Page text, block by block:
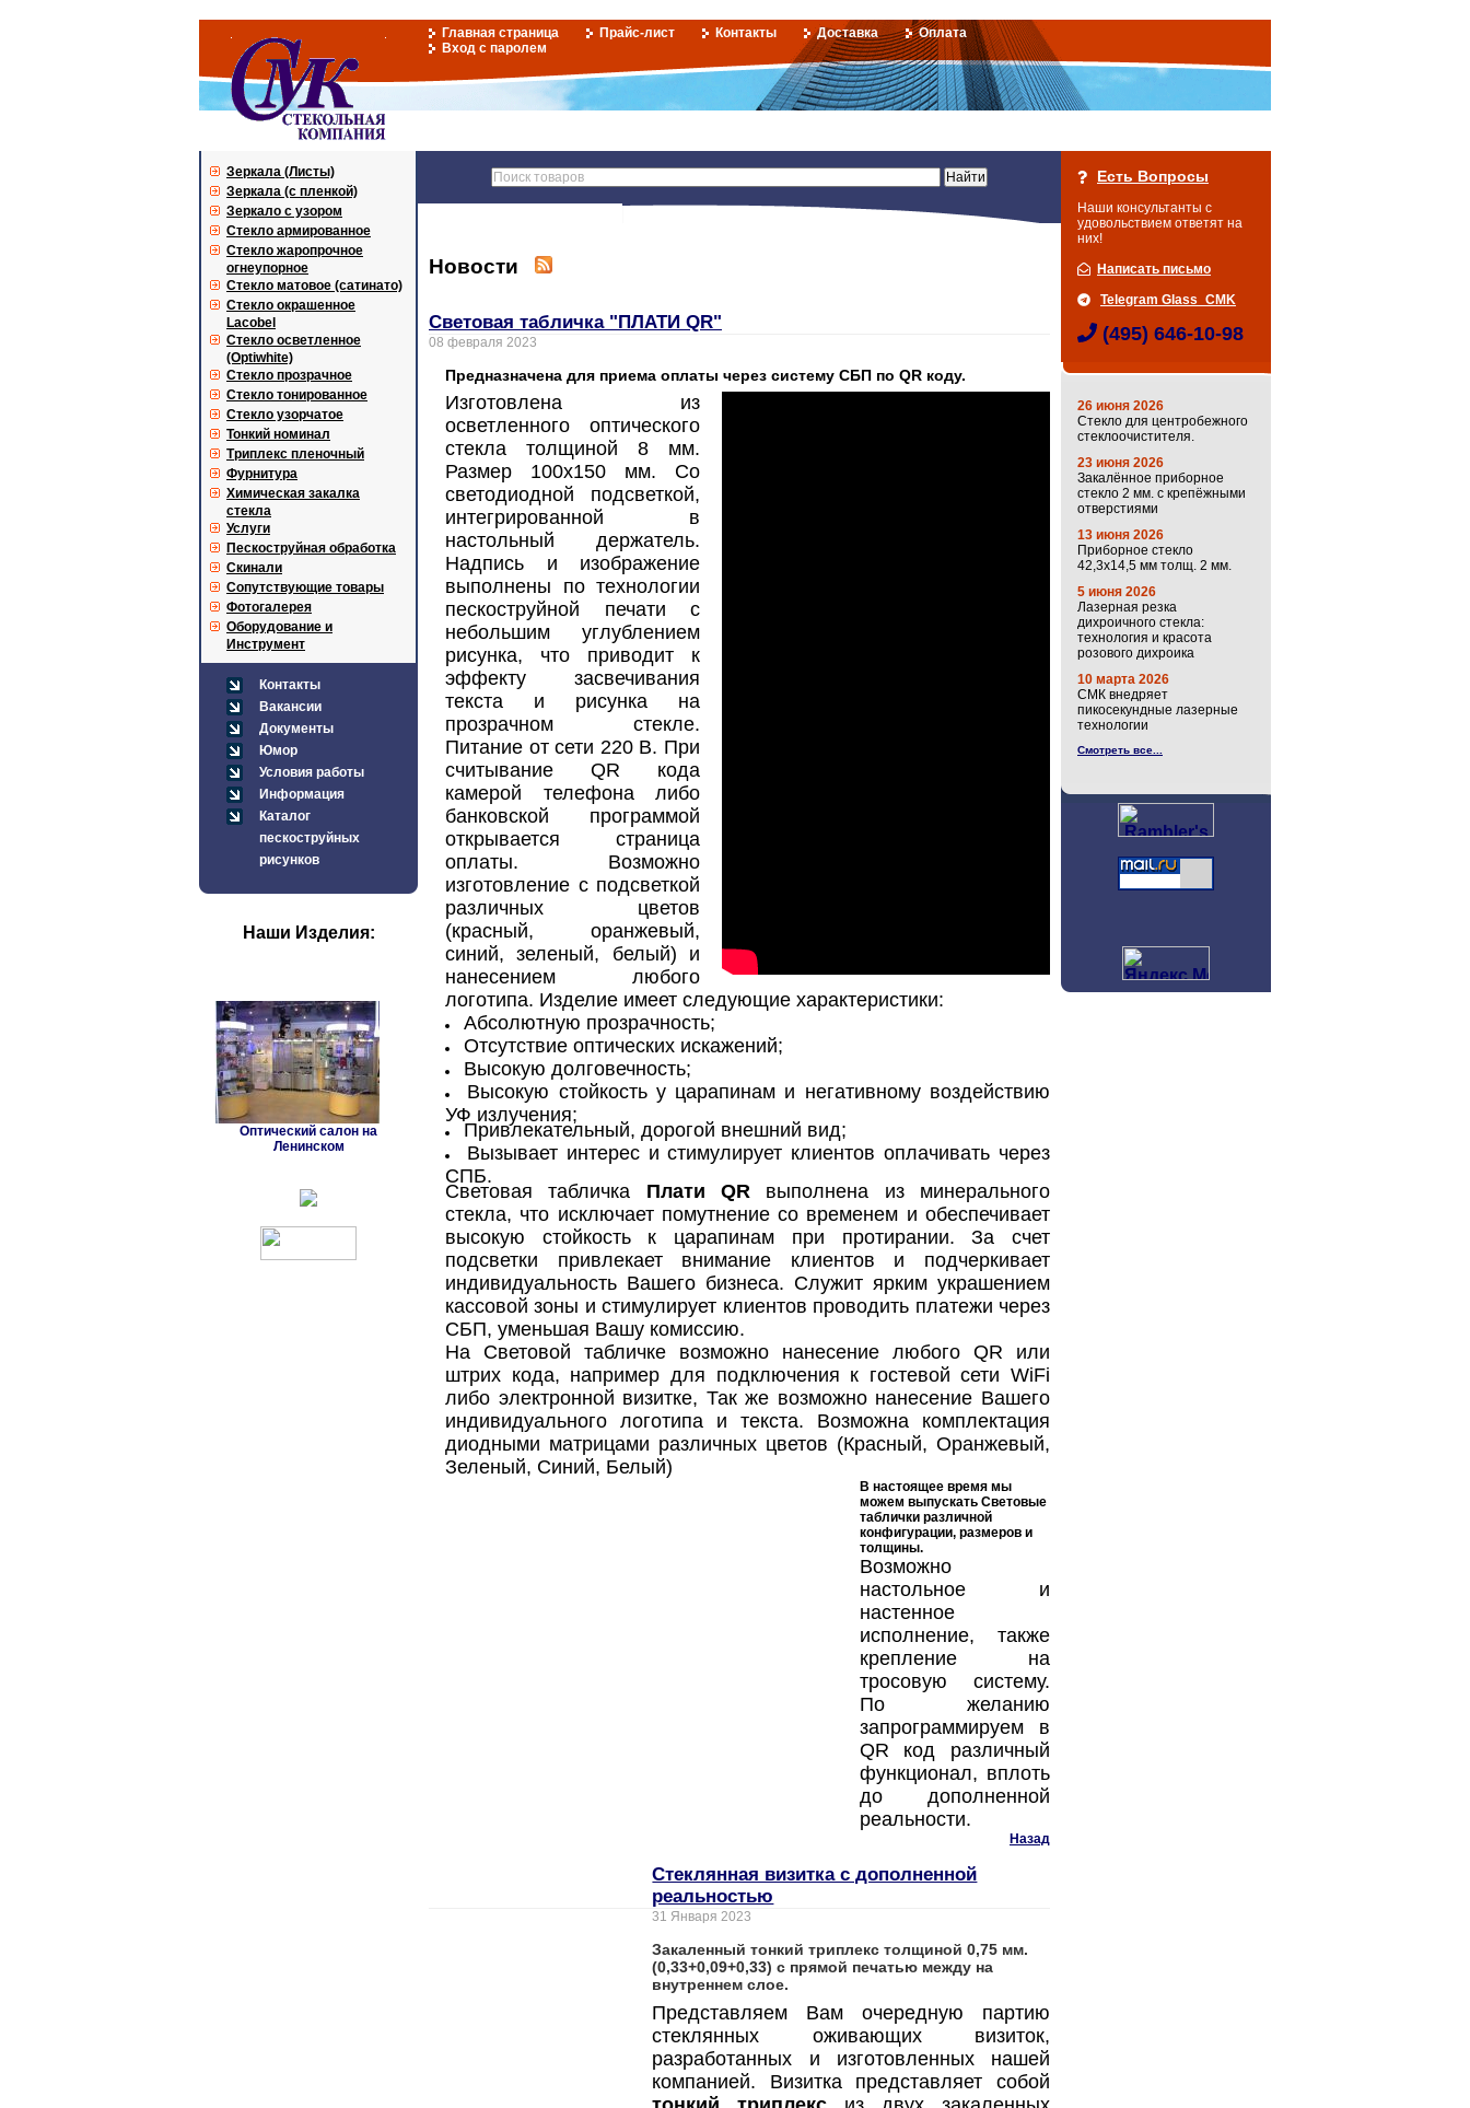
Главная страница Прайс-лист Контакты Доставка
Оплата
Вход с паролем
Зеркала (Листы)
Зеркала (с пленкой)
Зеркало с узором
Стекло армированное
Стекло жаропрочное
огнеупорное
Стекло матовое (сатинато)
Стекло окрашенное
Lacobel
Стекло осветленное
(Optiwhite)
Стекло прозрачное
Стекло тонированное
Стекло узорчатое
Тонкий номинал
Триплекс пленочный
Фурнитура
Химическая закалка
стекла
Услуги
Пескоструйная обработка
Скинали
Сопутствующие товары
Фотогалерея
Оборудование и
Инструмент
Контакты
Вакансии
Документы
Юмор
Условия работы
Информация
Каталог
пескоструйных
рисунков
Наши Изделия:
Оптический салон на
Ленинском
Новости
Световая табличка "ПЛАТИ QR"
08 февраля 2023
Предназначена для приема оплаты через систему СБП по QR коду.
Изготовлена из
осветленного оптического
стекла толщиной 8 мм.
Размер 100х150 мм. Со
светодиодной подсветкой,
интегрированной в
настольный держатель.
Надпись и изображение
выполнены по технологии
пескоструйной печати с
небольшим углублением
рисунка, что приводит к
эффекту засвечивания
текста и рисунка на
прозрачном стекле.
Питание от сети 220 В. При
считывание QR кода
камерой телефона либо
банковской программой
открывается страница
оплаты. Возможно
изготовление с подсветкой
различных цветов
(красный, оранжевый,
синий, зеленый, белый) и
нанесением любого
логотипа. Изделие имеет следующие характеристики:
Абсолютную прозрачность;
Отсутствие оптических искажений;
Высокую долговечность;
Высокую стойкость у царапинам и негативному воздействию
УФ излучения;
Привлекательный, дорогой внешний вид;
Вызывает интерес и стимулирует клиентов оплачивать через
СПБ.
Световая табличка Плати QR выполнена из минерального
стекла, что исключает помутнение со временем и обеспечивает
высокую стойкость к царапинам при протирании. За счет
подсветки привлекает внимание клиентов и подчеркивает
индивидуальность Вашего бизнеса. Служит ярким украшением
кассовой зоны и стимулирует клиентов проводить платежи через
СБП, уменьшая Вашу комиссию.
На Световой табличке возможно нанесение любого QR или
штрих кода, например для подключения к гостевой сети WiFi
либо электронной визитке, Так же возможно нанесение Вашего
индивидуального логотипа и текста. Возможна комплектация
диодными матрицами различных цветов (Красный, Оранжевый,
Зеленый, Синий, Белый)
В настоящее время мы
можем выпускать Световые
табличкиразличной
конфигурации, размеров и
толщины.
Возможно
настольное и
настенное
исполнение, также
крепление на
тросовую систему.
По желанию
запрограммируем в
QR код различный
функционал, вплоть
до дополненной
реальности.
Назад
Стеклянная визитка с дополненной
реальностью
31 Января 2023
Закаленный тонкий триплекс толщиной 0,75 мм.
(0,33+0,09+0,33) с прямой печатью между на
внутреннем слое.
Представляем Вам очередную партию
стеклянных оживающих визиток,
разработанных и изготовленных нашей
компанией. Визитка представляет собой
Есть Вопросы
Наши консультанты с
удовольствием ответят на
них!
Написать письмо
Telegram Glass_CMK
(495) 646-10-98
26 июня 2026
Стекло для центробежного
стеклоочистителя.
23 июня 2026
Закалённое приборное
стекло 2 мм. с крепёжными
отверстиями
13 июня 2026
Приборное стекло
42,3х14,5 мм толщ. 2 мм.
5 июня 2026
Лазерная резка
дихроичного стекла:
технология и красота
розового дихроика
10 марта 2026
СМК внедряет
пикосекундные лазерные
технологии
Смотреть все...